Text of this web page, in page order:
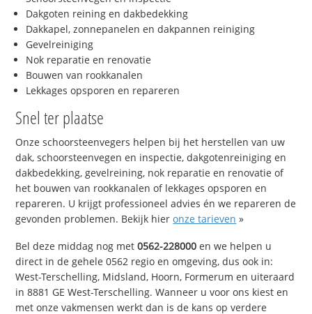
Dakgoten reining en dakbedekking
Dakkapel, zonnepanelen en dakpannen reiniging
Gevelreiniging
Nok reparatie en renovatie
Bouwen van rookkanalen
Lekkages opsporen en repareren
Snel ter plaatse
Onze schoorsteenvegers helpen bij het herstellen van uw
dak, schoorsteenvegen en inspectie, dakgotenreiniging en
dakbedekking, gevelreining, nok reparatie en renovatie of
het bouwen van rookkanalen of lekkages opsporen en
repareren. U krijgt professioneel advies én we repareren de
gevonden problemen. Bekijk hieronze tarieven »
Bel deze middag nog met0562-228000 en we helpen u
direct in de gehele 0562 regio en omgeving, dus ook in:
West-Terschelling, Midsland, Hoorn, Formerum en uiteraard
in 8881 GE West-Terschelling. Wanneer u voor ons kiest en
met onze vakmensen werkt dan is de kans op verdere